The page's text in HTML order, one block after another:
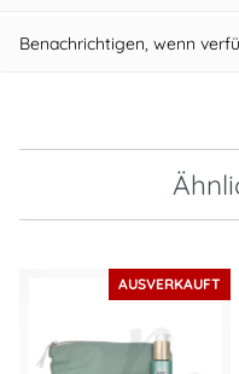
Benachrichtigen, wenn
AUSVERKAUFT